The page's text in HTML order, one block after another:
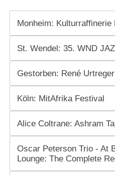
Monheim: Kulturraffinerie
St. Wendel: 35. WND
Gestorben: René Urtreger
Köln: MitAfrika Festival
Alice Coltrane: Ashram
Oscar Peterson Trio - At
Lounge: The Complete